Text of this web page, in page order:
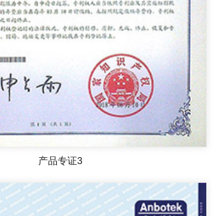
产品专证3